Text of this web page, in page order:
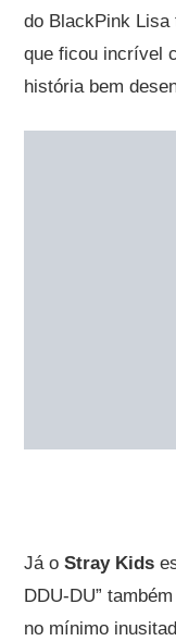
do BlackPink Lisa
que ficou incrível
história bem
Já oStray Kids
DDU-DU”
no mínimo